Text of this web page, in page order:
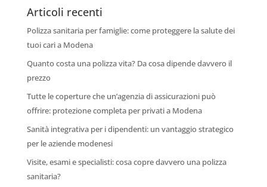
Articoli recenti
Polizza sanitaria per famiglie: come proteggere la salute dei
tuoi cari a Modena
Quanto costa una polizza vita? Da cosa dipende davvero il
prezzo
Tutte le coperture che un’agenzia di assicurazioni può
offrire: protezione completa per privati a Modena
Sanità integrativa per i dipendenti: un vantaggio strategico
per le aziende modenesi
Visite, esami e specialisti: cosa copre davvero una polizza
sanitaria?